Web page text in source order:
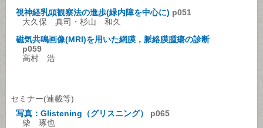
視神経乳頭観察法の進歩(緑内障を中心に) p051
大久保 真司・杉山 和久
磁気共鳴画像(MRI)を用いた網膜，脈絡膜腫瘍の診断
p059
高村 浩
セミナー(連載等)
写真：Glistening（グリスニング）
p065
柴 琢也